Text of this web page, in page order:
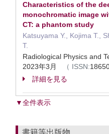
Characteristics of the
monochromatic image
CT: a phantom study
Katsuyama Y., Kojima T.,
T.
Radiological Physics
2023年3月
（ ISSN:
詳細を見る
▼全件表示
書籍等出版物